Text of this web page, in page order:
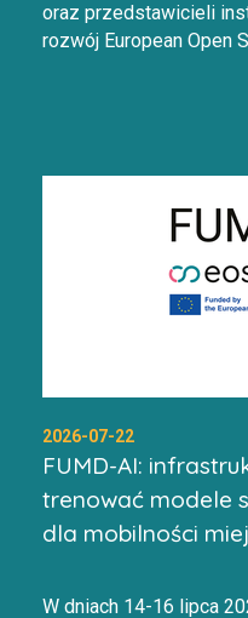
oraz przedstawicieli
rozwój European Open
2026-07-22
FUMD-AI:
trenować modele
dla mobilności
W dniach 14-16 lipca